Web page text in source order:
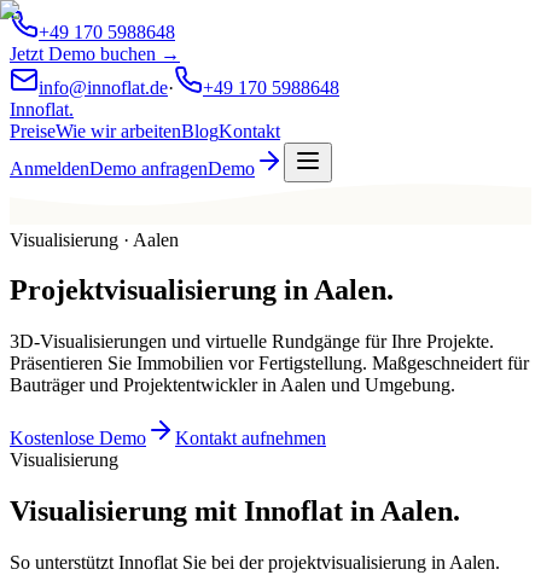
+49 170 5988648
Jetzt Demo buchen →
info@innoflat.de·
+49 170 5988648
Innoflat.
PreiseWie wir arbeitenBlogKontakt
AnmeldenDemo anfragenDemo
Visualisierung · Aalen
Projektvisualisierung inAalen.
3D-Visualisierungen und virtuelle Rundgänge für Ihre Projekte.
Präsentieren Sie Immobilien vor Fertigstellung. Maßgeschneidert für
Bauträger und Projektentwickler in Aalen und Umgebung.
Kostenlose Demo
Kontakt aufnehmen
Visualisierung
Visualisierung mit Innoflat in Aalen.
So unterstützt Innoflat Sie bei der projektvisualisierung in Aalen.